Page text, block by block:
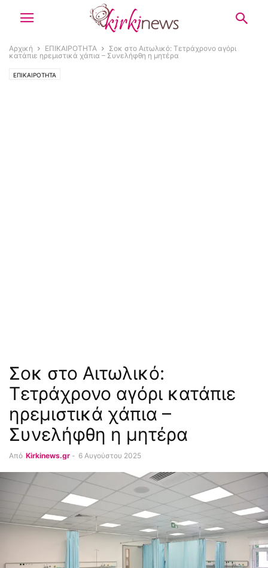
Αρχική ΕΠΙΚΑΙΡΟΤΗΤΑ
Σοκ στο Αιτωλικό: Τετράχρονο αγόρι
κατάπιε ηρεμιστικά χάπια – Συνελήφθη η μητέρα
ΕΠΙΚΑΙΡΟΤΗΤΑ
Σοκ στο Αιτωλικό:
Τετράχρονο αγόρι κατάπιε
ηρεμιστικά χάπια –
Συνελήφθη η μητέρα
Από Kirkinews.gr - 6 Αυγούστου 2025